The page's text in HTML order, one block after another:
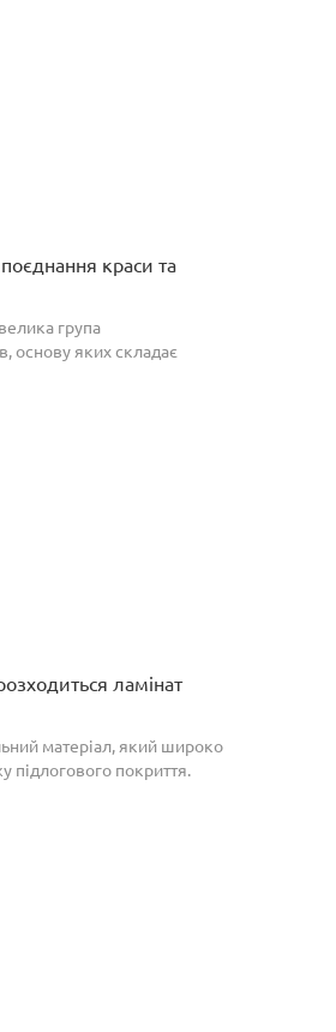
краси та
група
основу яких складає
ламінат
матеріал, який широко
підлогового покриття.